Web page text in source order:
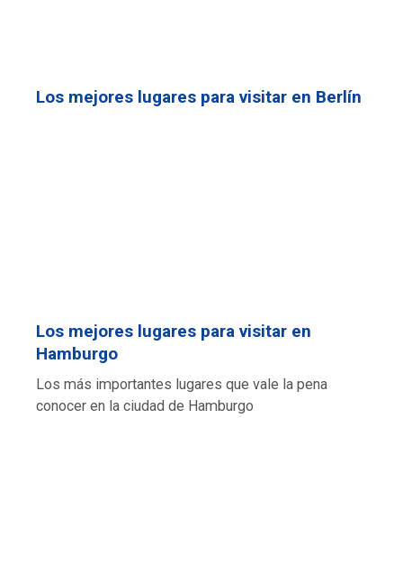
Los mejores lugares para visitar en Berlín
Los mejores lugares para visitar en
Hamburgo
Los más importantes lugares que vale la pena
conocer en la ciudad de Hamburgo